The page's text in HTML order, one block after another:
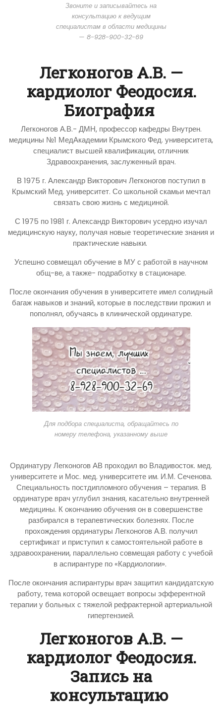
Звоните и записывайтесь на
консультацию к ведущим
специалистам в области медицины
— 8-928-900-32-69
Легконогов А.В. —
кардиолог Феодосия.
Биография
Легконогов А.В.- ДМН, профессор кафедры Внутрен.
медицины №1 МедАкадемии Крымского Фед. университета,
специалист высшей квалификации, отличник
Здравоохранения, заслуженный врач.
В 1975 г. Александр Викторович Легконогов поступил в
Крымский Мед. университет. Со школьной скамьи мечтал
связать свою жизнь с медициной.
С 1975 по 1981 г. Александр Викторович усердно изучал
медицинскую науку, получая новые теоретические знания и
практические навыки.
Успешно совмещал обучение в МУ с работой в научном
общ-ве, а также- подработку в стационаре.
После окончания обучения в университете имел солидный
багаж навыков и знаний, которые в последствии прожил и
пополнял, обучаясь в клинической ординатуре.
Для подбора специалиста, обращайтесь по
номеру телефона, указанному выше
Ординатуру Легконогов АВ проходил во Владивосток. мед.
университете и Мос. мед. университете им. И.М. Сеченова.
Специальность постдипломного обучения – терапия. В
ординатуре врач углубил знания, касательно внутренней
медицины. К окончанию обучения он в совершенстве
разбирался в терапевтических болезнях. После
прохождения ординатуры Легконогов А.В. получил
сертификат и приступил к самостоятельной работе в
здравоохранении, параллельно совмещая работу с учебой
в аспирантуре по «Кардиологии».
После окончания аспирантуры врач защитил кандидатскую
работу, тема которой освещает вопросы эфферентной
терапии у больных с тяжелой рефрактерной артериальной
гипертензией.
Легконогов А.В. —
кардиолог Феодосия.
Запись на
консультацию